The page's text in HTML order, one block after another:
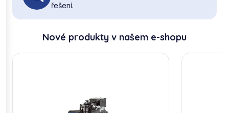
řešení.
Nové produkty v našem e-shopu